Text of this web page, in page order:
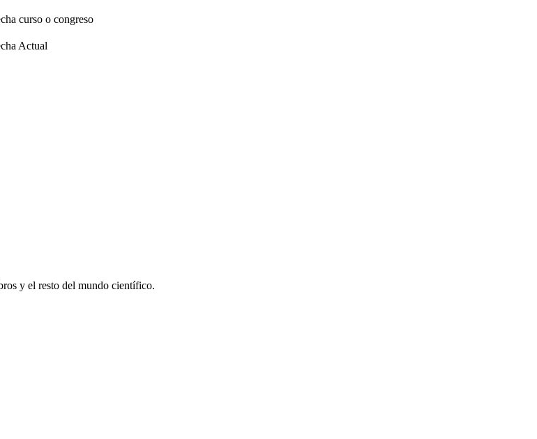
curso o congreso
Actual
y el resto del mundo científico.